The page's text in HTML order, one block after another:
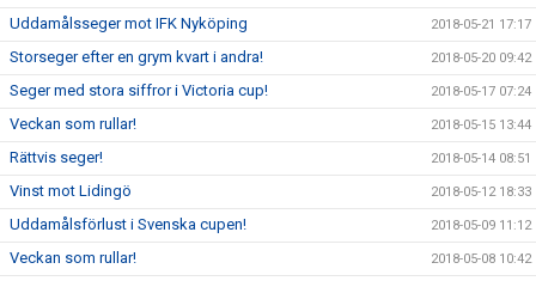
Uddamålsseger mot IFK Nyköping 2018-05-21 17:17
Storseger efter en grym kvart i andra! 2018-05-20 09:42
Seger med stora siffror i Victoria cup! 2018-05-17 07:24
Veckan som rullar! 2018-05-15 13:44
Rättvis seger! 2018-05-14 08:51
Vinst mot Lidingö 2018-05-12 18:33
Uddamålsförlust i Svenska cupen! 2018-05-09 11:12
Veckan som rullar! 2018-05-08 10:42